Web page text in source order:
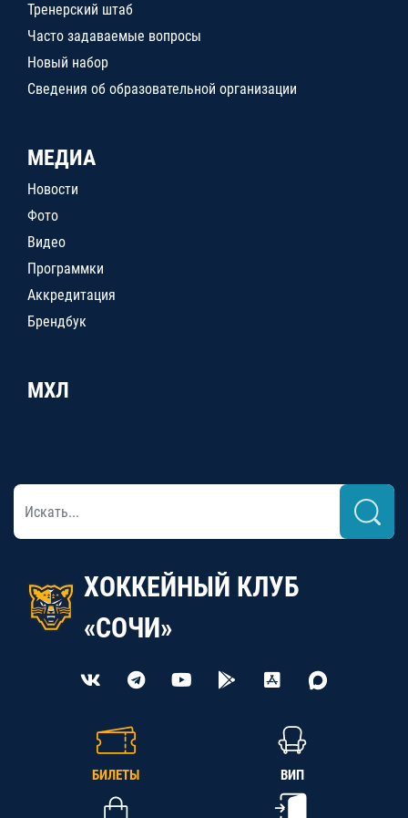
Тренерский штаб
Часто задаваемые вопросы
Новый набор
Сведения об образовательной организации
МЕДИА
Новости
Фото
Видео
Программки
Аккредитация
Брендбук
МХЛ
ХОККЕЙНЫЙ КЛУБ
«СОЧИ»
БИЛЕТЫ ВИП